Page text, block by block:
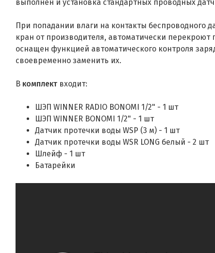
выполнен и установка стандартных проводных
При попадании влаги на контакты беспроводного
кран от производителя, автоматически
оснащен функцией автоматического контроля
своевременно заменить их.
В комплект входит:
ШЭП WINNER RADIO BONOMI 1/2" - 1 шт
ШЭП WINNER BONOMI 1/2" - 1 шт
Датчик протечки воды WSP (3 м) - 1 шт
Датчик протечки воды WSR LONG белый - 2 шт
Шлейф - 1 шт
Батарейки